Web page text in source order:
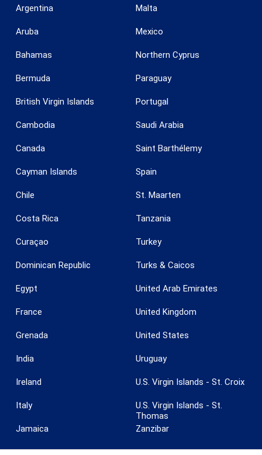
Argentina
Aruba
Bahamas
Bermuda
British Virgin Islands
Cambodia
Canada
Cayman Islands
Chile
Costa Rica
Curaçao
Dominican Republic
Egypt
France
Grenada
India
Ireland
Italy
Jamaica
Malta
Mexico
Northern Cyprus
Paraguay
Portugal
Saudi Arabia
Saint Barthélemy
Spain
St. Maarten
Tanzania
Turkey
Turks & Caicos
United Arab Emirates
United Kingdom
United States
Uruguay
U.S. Virgin Islands - St. Croix
U.S. Virgin Islands - St.
Thomas
Zanzibar